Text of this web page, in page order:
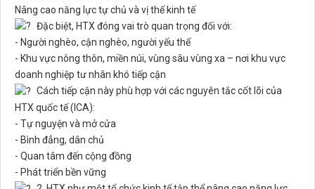
Nâng cao năng lực tự chủ và vị thế kinh tế
Đặc biệt, HTX đóng vai trò quan trọng đối với:
- Người nghèo, cận nghèo, người yếu thế
- Khu vực nông thôn, miền núi, vùng sâu vùng xa – nơi khu vực
doanh nghiệp tư nhân khó tiếp cận
Cách tiếp cận này phù hợp với các nguyên tắc cốt lõi của
HTX quốc tế (ICA):
- Tự nguyện và mở cửa
- Bình đẳng, dân chủ
- Quan tâm đến cộng đồng
- Phát triển bền vững